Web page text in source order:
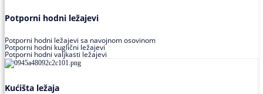
Potporni hodni ležajevi
Potporni hodni ležajevi sa navojnom osovinom
Potporni hodni kuglični ležajevi
Potporni hodni valjkasti ležajevi
Kućišta ležaja